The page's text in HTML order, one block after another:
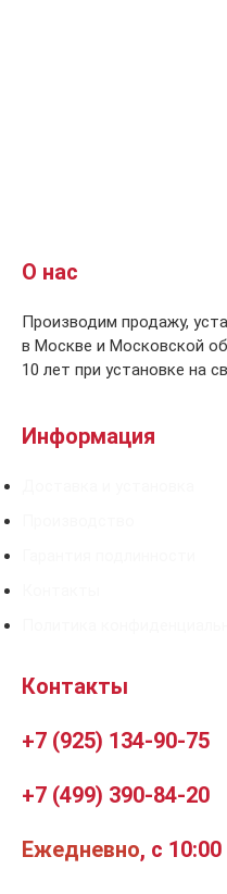
О нас
Производим продажу,
в Москве и Московской
10 лет при установке на
Информация
Контакты
+7 (925) 134-90-75
+7 (499) 390-84-20
Ежедневно, с